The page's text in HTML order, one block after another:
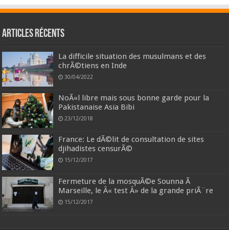
Articles récents
La difficile situation des musulmans et des
chrÃ©tiens en Inde
30/04/2022
NoÃ«l libre mais sous bonne garde pour la
Pakistanaise Asia Bibi
23/12/2018
France: Le dÃ©lit de consultation de sites
djihadistes censurÃ©
15/12/2017
Fermeture de la mosquÃ©e Sounna Ã
Marseille, le Â« test Â» de la grande priÃ¨re
15/12/2017